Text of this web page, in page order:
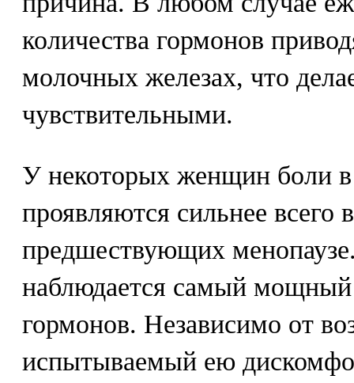
количества гормонов
молочных железах, что
чувствительными.
У некоторых женщин боли
проявляются сильнее всего
предшествующих
наблюдается самый
гормонов. Независимо от
испытываемый ею